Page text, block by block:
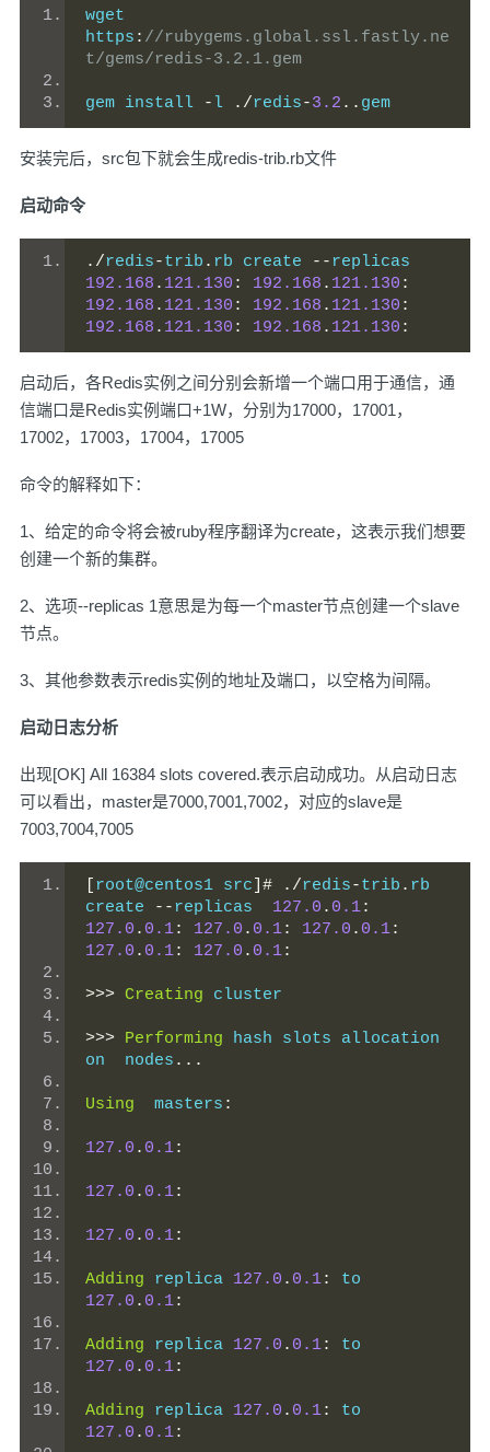
wget
https : //rubygems.global.ssl.fastly.ne
t/gems/redis-3.2.1.gem
gem install - l ./redis-3.2 .. gem
安装完后，src包下就会生成redis-trib.rb文件
启动命令
./redis-trib . rb create --
192.168 . 121.130 : 192.168 . 121.130 :
192.168 . 121.130 : 192.168 . 121.130 :
192.168 . 121.130 : 192.168 . 121.130 :
启动后，各Redis实例之间分别会新增一个端口用于通信，通
信端口是Redis实例端口+1W，分别为17000，17001，
17002，17003，17004，17005
命令的解释如下：
1、给定的命令将会被ruby程序翻译为create，这表示我们想要
创建一个新的集群。
2、选项--replicas 1意思是为每一个master节点创建一个slave
节点。
3、其他参数表示redis实例的地址及端口，以空格为间隔。
启动日志分析
出现[OK] All 16384 slots covered.表示启动成功。从启动日志
可以看出，master是7000,7001,7002，对应的slave是
7003,7004,7005
root@centos1 src ]# ./redis-trib . rb
create
--replicas 127.0 . 0.1:
127.0 . 0.1: 127.0 . 0.1: 127.0 . 0.1:
127.0 . 0.1: 127.0 . 0.1:
>>> Creating cluster
>>> Performing hash slots allocation
on  nodes ...
Using
  masters
:
127.0 . 0.1:
127.0 . 0.1:
127.0 . 0.1:
Adding replica 127.0 . 0.1:
127.0 . 0.1:
Adding replica 127.0 . 0.1:
127.0 . 0.1:
Adding replica 127.0 . 0.1:
127.0 . 0.1: